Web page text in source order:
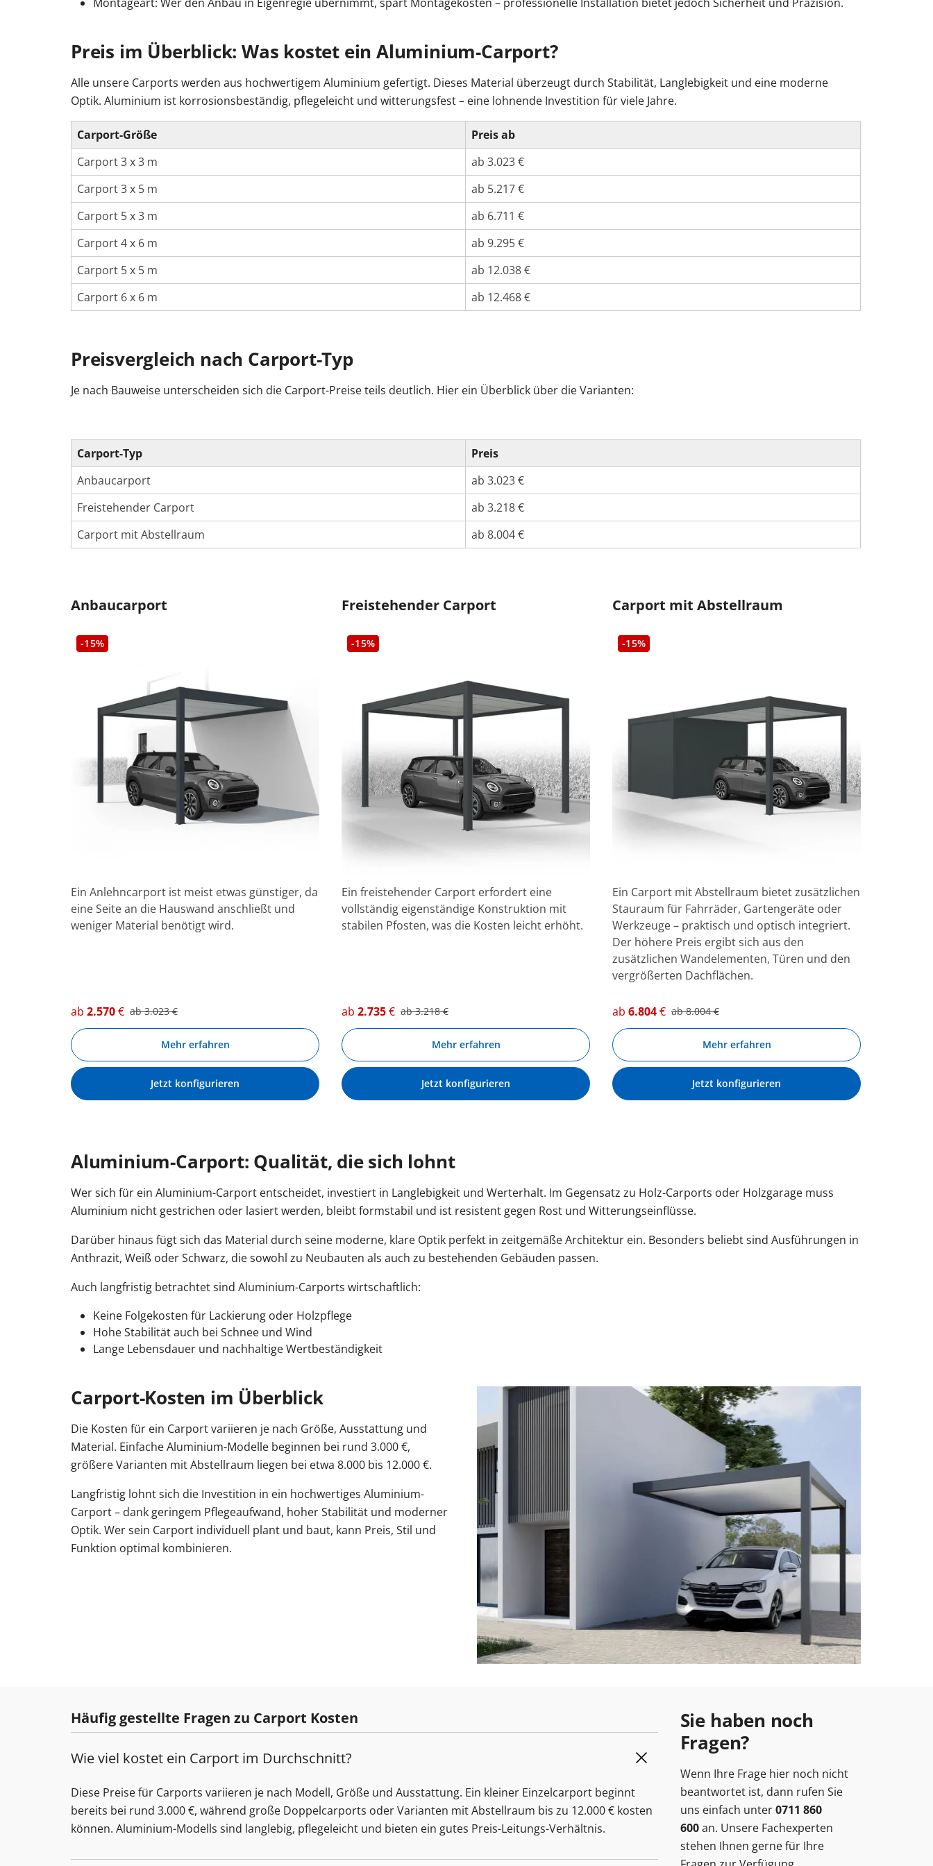
Preis im Überblick: Was kostet ein Aluminium-Carport?
Alle unsere Carports werden aus hochwertigem Aluminium gefertigt. Dieses Material überzeugt durch Stabilität, Langlebigkeit und eine moderne
Optik. Aluminium ist korrosionsbeständig, pflegeleicht und witterungsfest – eine lohnende Investition für viele Jahre.
Carport-Größe
Preis ab
Carport 3 x 3 m
ab 3.023 €
Carport 3 x 5 m
ab 5.217 €
Carport 5 x 3 m
ab 6.711 €
Carport 4 x 6 m
ab 9.295 €
Carport 5 x 5 m
ab 12.038 €
Carport 6 x 6 m
ab 12.468 €
Preisvergleich nach Carport-Typ
Je nach Bauweise unterscheiden sich die Carport-Preise teils deutlich. Hier ein Überblick über die Varianten:
Carport-Typ
Preis
Anbaucarport
ab 3.023 €
Freistehender Carport
ab 3.218 €
Carport mit Abstellraum
ab 8.004 €
Anbaucarport
-15%
Ein Anlehncarport ist meist etwas günstiger, da
eine Seite an die Hauswand anschließt und
weniger Material benötigt wird.
ab 2.570€ ab3.023€
Mehr erfahren
Jetzt konfigurieren
Freistehender Carport
-15%
Ein freistehender Carport erfordert eine
vollständig eigenständige Konstruktion mit
stabilen Pfosten, was die Kosten leicht erhöht.
ab 2.735€ ab3.218€
Mehr erfahren
Jetzt konfigurieren
Carport mit Abstellraum
-15%
Ein Carport mit Abstellraum bietet zusätzlichen
Stauraum für Fahrräder, Gartengeräte oder
Werkzeuge – praktisch und optisch integriert.
Der höhere Preis ergibt sich aus den
zusätzlichen Wandelementen, Türen und den
vergrößerten Dachflächen.
ab 6.804€ ab8.004€
Mehr erfahren
Jetzt konfigurieren
Aluminium-Carport: Qualität, die sich lohnt
Wer sich für ein Aluminium-Carport entscheidet, investiert in Langlebigkeit und Werterhalt. Im Gegensatz zu Holz-Carports oder Holzgarage muss
Aluminium nicht gestrichen oder lasiert werden, bleibt formstabil und ist resistent gegen Rost und Witterungseinflüsse.
Darüber hinaus fügt sich das Material durch seine moderne, klare Optik perfekt in zeitgemäße Architektur ein. Besonders beliebt sind Ausführungen in
Anthrazit, Weiß oder Schwarz, die sowohl zu Neubauten als auch zu bestehenden Gebäuden passen.
Auch langfristig betrachtet sind Aluminium-Carports wirtschaftlich:
Keine Folgekosten für Lackierung oder Holzpflege
Hohe Stabilität auch bei Schnee und Wind
Lange Lebensdauer und nachhaltige Wertbeständigkeit
Carport-Kosten im Überblick
Die Kosten für ein Carport variieren je nach Größe, Ausstattung und
Material. Einfache Aluminium-Modelle beginnen bei rund 3.000 €,
größere Varianten mit Abstellraum liegen bei etwa 8.000 bis 12.000 €.
Langfristig lohnt sich die Investition in ein hochwertiges Aluminium-
Carport – dank geringem Pflegeaufwand, hoher Stabilität und moderner
Optik. Wer sein Carport individuell plant und baut, kann Preis, Stil und
Funktion optimal kombinieren.
Häufig gestellte Fragen zu Carport Kosten
Wie viel kostet ein Carport im Durchschnitt?
Diese Preise für Carports variieren je nach Modell, Größe und Ausstattung. Ein kleiner Einzelcarport beginnt
bereits bei rund 3.000 €, während große Doppelcarports oder Varianten mit Abstellraum bis zu 12.000 € kosten
können. Aluminium-Modells sind langlebig, pflegeleicht und bieten ein gutes Preis-Leitungs-Verhältnis.
Sie haben noch
Fragen?
Wenn Ihre Frage hier noch nicht
beantwortet ist, dann rufen Sie
uns einfach unter0711 860
600an. Unsere Fachexperten
stehen Ihnen gerne für Ihre